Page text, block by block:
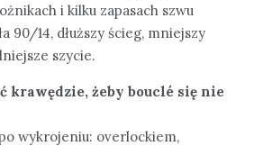
i kilku zapasach szwu
90/14, dłuższy ścieg, mniejszy
szycie.
krawędzie, żeby bouclé się nie
wykrojeniu: overlockiem,